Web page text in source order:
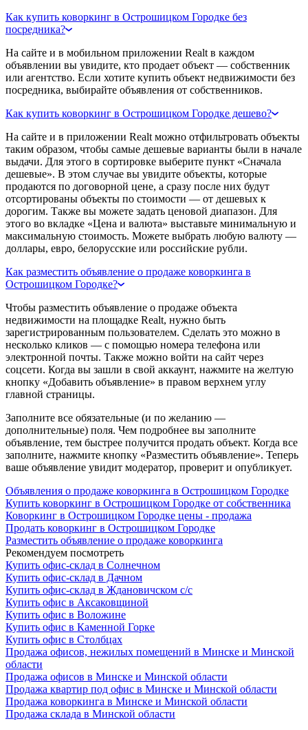
Как купить коворкинг в Острошицком Городке без
посредника?
На сайте и в мобильном приложении Realt в каждом
объявлении вы увидите, кто продает объект — собственник
или агентство. Если хотите купить объект недвижимости без
посредника, выбирайте объявления от собственников.
Как купить коворкинг в Острошицком Городке дешево?
На сайте и в приложении Realt можно отфильтровать объекты
таким образом, чтобы самые дешевые варианты были в начале
выдачи. Для этого в сортировке выберите пункт «Сначала
дешевые». В этом случае вы увидите объекты, которые
продаются по договорной цене, а сразу после них будут
отсортированы объекты по стоимости — от дешевых к
дорогим. Также вы можете задать ценовой диапазон. Для
этого во вкладке «Цена и валюта» выставьте минимальную и
максимальную стоимость. Можете выбрать любую валюту —
доллары, евро, белорусские или российские рубли.
Как разместить объявление о продаже коворкинга в
Острошицком Городке?
Чтобы разместить объявление о продаже объекта
недвижимости на площадке Realt, нужно быть
зарегистрированным пользователем. Сделать это можно в
несколько кликов — с помощью номера телефона или
электронной почты. Также можно войти на сайт через
соцсети. Когда вы зашли в свой аккаунт, нажмите на желтую
кнопку «Добавить объявление» в правом верхнем углу
главной страницы.
Заполните все обязательные (и по желанию —
дополнительные) поля. Чем подробнее вы заполните
объявление, тем быстрее получится продать объект. Когда все
заполните, нажмите кнопку «Разместить объявление». Теперь
ваше объявление увидит модератор, проверит и опубликует.
Объявления о продаже коворкинга в Острошицком Городке
Купить коворкинг в Острошицком Городке от собственника
Коворкинг в Острошицком Городке цены - продажа
Продать коворкинг в Острошицком Городке
Разместить объявление о продаже коворкинга
Рекомендуем посмотреть
Купить офис-склад в Солнечном
Купить офис-склад в Дачном
Купить офис-склад в Ждановичском с/с
Купить офис в Аксаковщиной
Купить офис в Воложине
Купить офис в Каменной Горке
Купить офис в Столбцах
Продажа офисов, нежилых помещений в Минске и Минской
области
Продажа офисов в Минске и Минской области
Продажа квартир под офис в Минске и Минской области
Продажа коворкинга в Минске и Минской области
Продажа склада в Минской области